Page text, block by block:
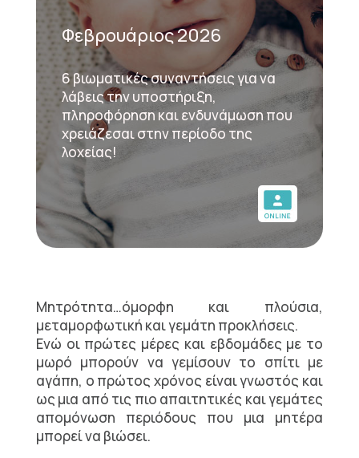
Φεβρουάριος 2026
6 βιωματικές συναντήσεις για να
λάβεις την υποστήριξη,
πληροφόρηση και ενδυνάμωση που
χρειάζεσαι στην περίοδο της
λοχείας!
Μητρότητα…όμορφη και πλούσια,
μεταμορφωτική και γεμάτη προκλήσεις.
Ενώ οι πρώτες μέρες και εβδομάδες με το
μωρό μπορούν να γεμίσουν το σπίτι με
αγάπη, ο πρώτος χρόνος είναι γνωστός και
ως μια από τις πιο απαιτητικές και γεμάτες
απομόνωση περιόδους που μια μητέρα
μπορεί να βιώσει.